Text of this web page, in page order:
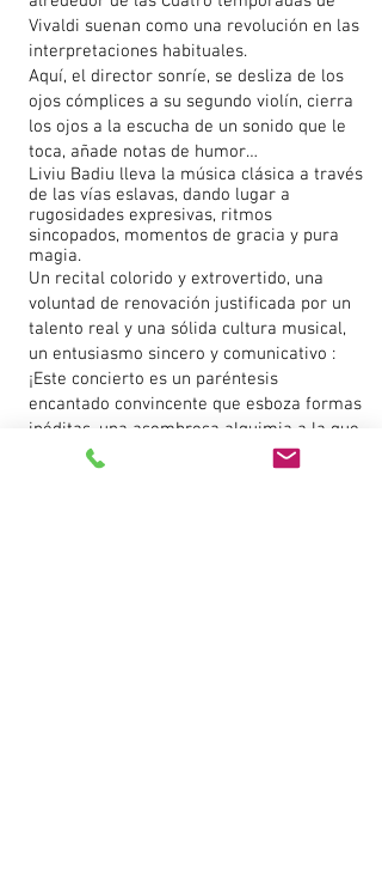
Vivaldi suenan como una revolución en las
interpretaciones habituales.
Aquí, el director sonríe, se desliza de los
ojos cómplices a su segundo violín, cierra
los ojos a la escucha de un sonido que le
toca, añade notas de humor…
Liviu Badiu lleva la música clásica a través
de las vías eslavas, dando lugar a
rugosidades expresivas, ritmos
sincopados, momentos de gracia y pura
magia.
Un recital colorido y extrovertido, una
voluntad de renovación justificada por un
talento real y una sólida cultura musical,
un entusiasmo sincero y comunicativo :
¡Este concierto es un paréntesis
encantado convincente que esboza formas
inéditas, una asombrosa alquimia a la que
el público se adhiere con entusiasmo!